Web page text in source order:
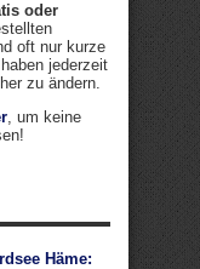
oder
oft nur kurze
jederzeit
zu ändern.
, um keine
Häme: